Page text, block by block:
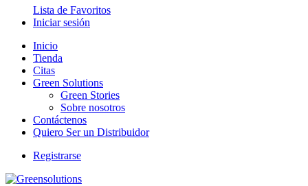
Lista de Favoritos
Iniciar sesión
Inicio
Tienda
Citas
Green Solutions
Green Stories
Sobre nosotros
Contáctenos
Quiero Ser un Distribuidor
Registrarse